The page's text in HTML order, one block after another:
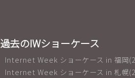
過去のIWショーケース
Internet Week ショーケース in 福岡
Internet Week ショーケース in 札幌